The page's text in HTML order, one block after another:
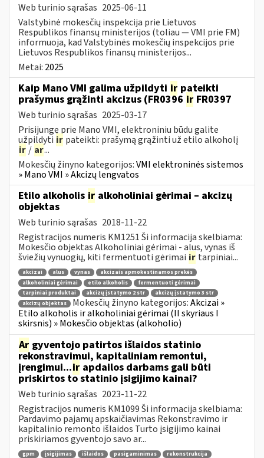
Web turinio sąrašas 2025-06-11
Valstybinė mokesčių inspekcija prie Lietuvos
Respublikos finansų ministerijos (toliau ― VMI prie FM)
informuoja, kad Valstybinės mokesčių inspekcijos prie
Lietuvos Respublikos finansų ministerijos...
Metai: 2025
Kaip Mano VMI galima užpildyti ir pateikti
prašymus grąžinti akcizus (FR0396 ir FR0397
Web turinio sąrašas 2025-03-17
Prisijungę prie Mano VMI, elektroniniu būdu galite
užpildyti ir pateikti: prašymą grąžinti už etilo alkoholį
ir / ar...
Mokesčių žinyno kategorijos:VMI elektroninės sistemos
» Mano VMI » Akcizų lengvatos
Etilo alkoholis ir alkoholiniai gėrimai – akcizų
objektas
Web turinio sąrašas 2018-11-22
Registracijos numeris KM1251 Ši informacija skelbiama:
Mokesčio objektas Alkoholiniai gėrimai - alus, vynas iš
šviežių vynuogių, kiti fermentuoti gėrimai ir tarpiniai...
akcizai alus vynas
akcizais apmokestinamos prekės
alkoholiniai gėrimai
etilo alkoholis
fermentuoti gėrimai
tarpiniai produktai
akcizų įstatymo 2 str
akcizų įstatymo 3 str
akcizų objektas
Mokesčių žinyno kategorijos:Akcizai »
Etilo alkoholis ir alkoholiniai gėrimai (II skyriaus I
skirsnis) » Mokesčio objektas (alkoholio)
Ar gyventojo patirtos išlaidos statinio
rekonstravimui, kapitaliniam remontui,
įrengimui...ir apdailos darbams gali būti
priskirtos to statinio įsigijimo kainai?
Web turinio sąrašas 2023-11-22
Registracijos numeris KM1099 Ši informacija skelbiama:
Pardavimo pajamų apskaičiavimas Rekonstravimo ir
kapitalinio remonto išlaidos Turto įsigijimo kainai
priskiriamos gyventojo savo ar...
gpm įsigijimas išlaidos pasigaminimas
rekonstrukcija